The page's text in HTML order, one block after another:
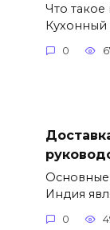
Что
Кухонный
0
Основные
Индия
0